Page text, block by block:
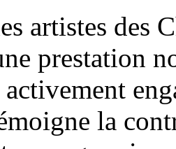
artistes des
prestation
la